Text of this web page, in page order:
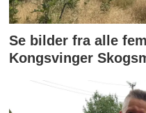
Se bilder fra alle
Kongsvinger